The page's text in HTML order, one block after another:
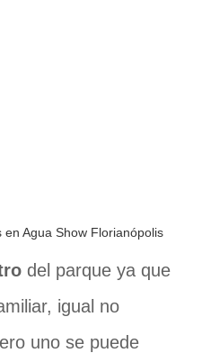
Agua Show Florianópolis
del parque ya que
igual no
uno se puede